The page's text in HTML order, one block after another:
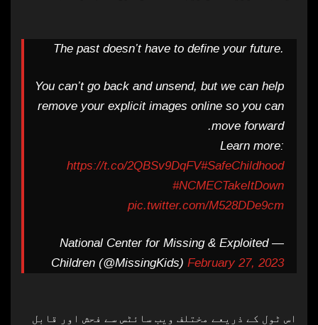
The past doesn’t have to define your future.
You can’t go back and unsend, but we can help
remove your explicit images online so you can
move forward.
Learn more:
https://t.co/2QBSv9DqFV#SafeChildhood
#NCMECTakeItDown
pic.twitter.com/M528DDe9cm
— National Center for Missing & Exploited
Children (@MissingKids) February 27, 2023
اس ٹول کے ذریعے مختلف ویب سائٹس سے فحش اور قابل